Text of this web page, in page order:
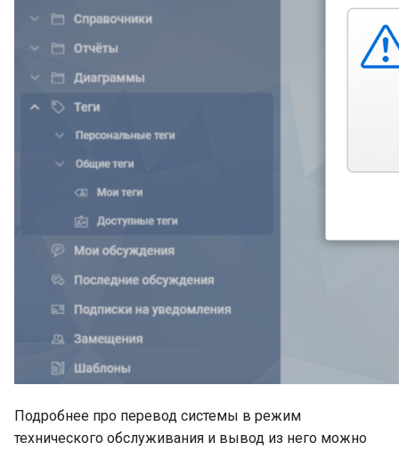
Карточка типа календаря
Исключения типа
Карточка способа расчёта
Календари в карточках ролей
Календарь по умолчанию
время для задания в
Наследование календарей
Временные зоны
Общие понятия
Особенности работы
Подробнее про перевод системы в режим
технического обслуживания и вывод из него можно